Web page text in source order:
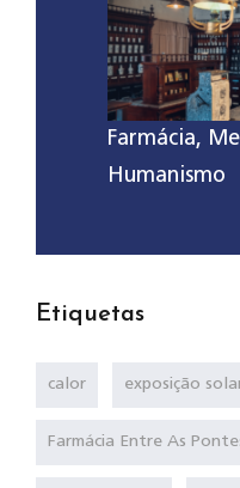
Farmácia,
Humanismo
Etiquetas
calor exposição
Farmácia Entre As